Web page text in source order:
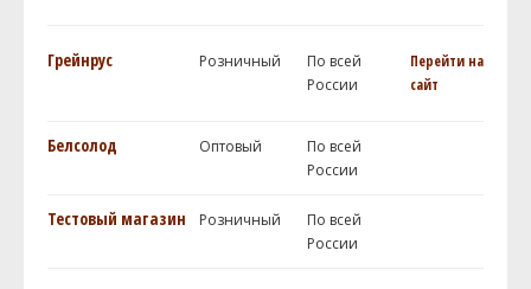
Грейнрус Розничный
По всей
России
Перейти на
сайт
Белсолод Оптовый
По всей
России
Тестовый магазин Розничный
По всей
России